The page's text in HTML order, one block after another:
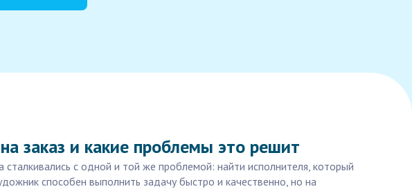
заказ и какие проблемы это решит
сталкивались с одной и той же проблемой: найти исполнителя, который
способен выполнить задачу быстро и качественно, но на